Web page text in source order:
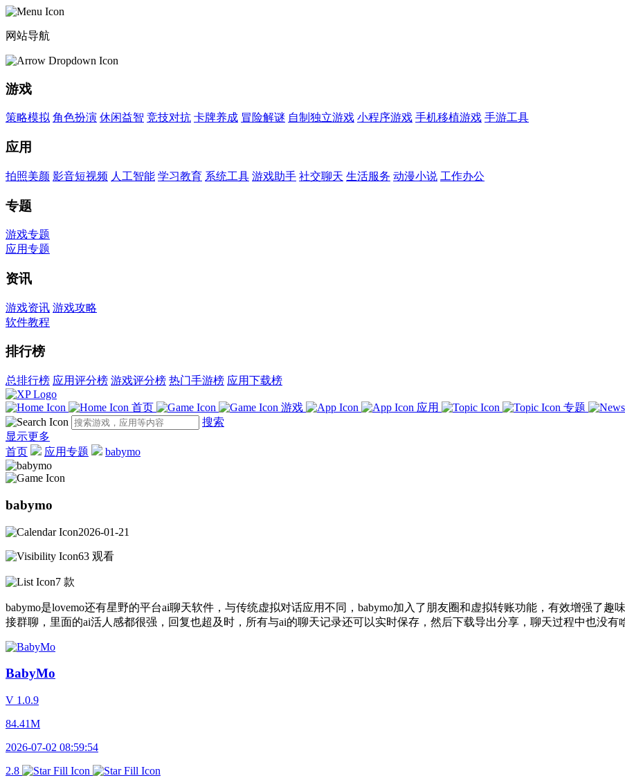
网站导航
游戏
策略模拟 角色扮演 休闲益智 竞技对抗 卡牌养成 冒险解谜 自制独立游戏 小程序游戏 手机移植游戏 手游工具
应用
拍照美颜 影音短视频 人工智能 学习教育 系统工具 游戏助手 社交聊天 生活服务 动漫小说 工作办公
专题
游戏专题
应用专题
资讯
游戏资讯 游戏攻略
软件教程
排行榜
总排行榜 应用评分榜 游戏评分榜 热门手游榜 应用下载榜
首页 游戏 应用 专题
搜索
显示更多
首页
应用专题 babymo
babymo
2026-01-21
63 观看
7 款
babymo是lovemo还有星野的平台ai聊天软件，与传统虚拟对话应用不同，babymo加入了朋友圈和虚拟转账功能，有效增强了
接群聊，里面的ai活人感都很强，回复也超及时，所有与ai的聊天记录还可以实时保存，然后下载导出分享，聊天过程中也没有
BabyMo
V 1.0.9
84.41M
2026-07-02 08:59:54
2.8